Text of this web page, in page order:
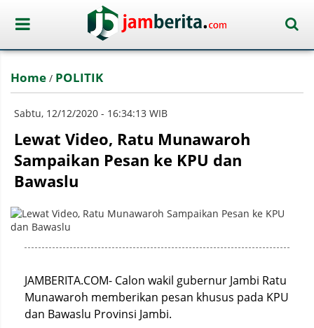
Home / POLITIK
Sabtu, 12/12/2020 - 16:34:13 WIB
Lewat Video, Ratu Munawaroh
Sampaikan Pesan ke KPU dan
Bawaslu
JAMBERITA.COM- Calon wakil gubernur Jambi Ratu
Munawaroh memberikan pesan khusus pada KPU
dan Bawaslu Provinsi Jambi.